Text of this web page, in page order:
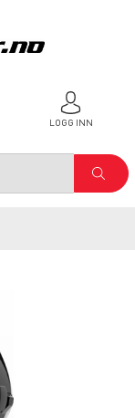
LOGG INN